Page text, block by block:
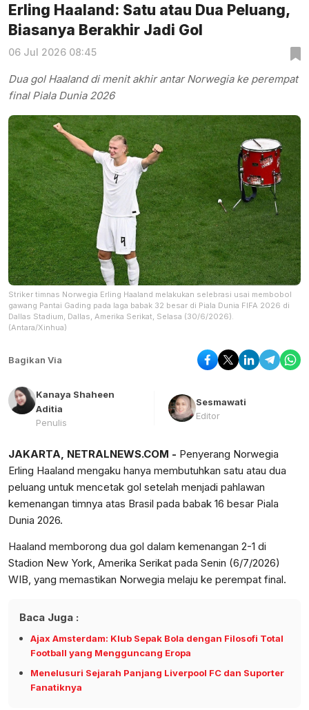
Erling Haaland: Satu atau Dua Peluang,
Biasanya Berakhir Jadi Gol
06 Jul 2026 08:45
Dua gol Haaland di menit akhir antar Norwegia ke perempat
final Piala Dunia 2026
Striker timnas Norwegia Erling Haaland melakukan selebrasi usai membobol
gawang Pantai Gading pada laga babak 32 besar di Piala Dunia FIFA 2026 di
Dallas Stadium, Dallas, Amerika Serikat, Selasa (30/6/2026).
(Antara/Xinhua)
Bagikan Via
Kanaya Shaheen
Aditia
Penulis
Sesmawati
Editor
JAKARTA, NETRALNEWS.COM - Penyerang Norwegia
Erling Haaland mengaku hanya membutuhkan satu atau dua
peluang untuk mencetak gol setelah menjadi pahlawan
kemenangan timnya atas Brasil pada babak 16 besar Piala
Dunia 2026.
Haaland memborong dua gol dalam kemenangan 2-1 di
Stadion New York, Amerika Serikat pada Senin (6/7/2026)
WIB, yang memastikan Norwegia melaju ke perempat final.
Baca Juga :
Ajax Amsterdam: Klub Sepak Bola dengan Filosofi Total
Football yang Mengguncang Eropa
Menelusuri Sejarah Panjang Liverpool FC dan Suporter
Fanatiknya